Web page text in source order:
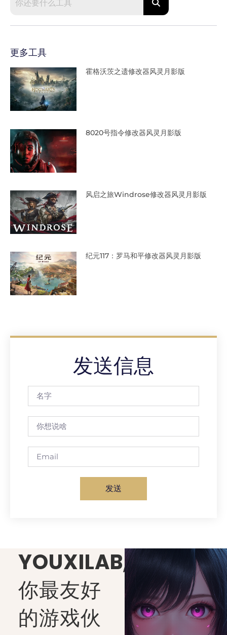
更多工具
霍格沃茨之遗修改器风灵月影版
8020号指令修改器风灵月影版
风启之旅Windrose修改器风灵月影版
纪元117：罗马和平修改器风灵月影版
发送信息
发送
YOUXILAB,
你最友好
的游戏伙